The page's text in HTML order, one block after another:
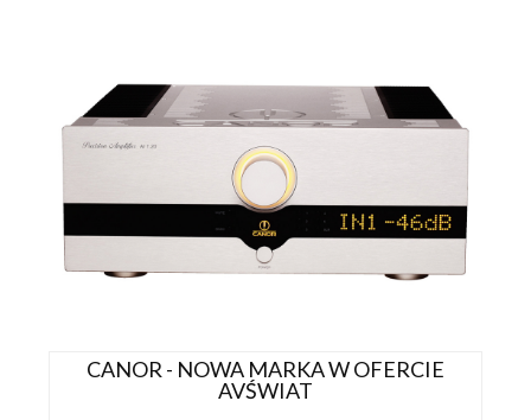
CANOR - NOWA MARKA W OFERCIE
AVŚWIAT